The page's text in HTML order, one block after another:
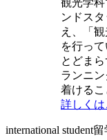
観光学
ンドス
え、「
を行っ
とどま
ランニ
着けるこ
詳しくは
international student留